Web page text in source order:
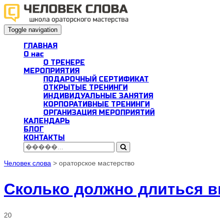
Toggle navigation
ГЛАВНАЯ
О нас
О ТРЕНЕРЕ
МЕРОПРИЯТИЯ
ПОДАРОЧНЫЙ СЕРТИФИКАТ
ОТКРЫТЫЕ ТРЕНИНГИ
ИНДИВИДУАЛЬНЫЕ ЗАНЯТИЯ
КОРПОРАТИВНЫЕ ТРЕНИНГИ
ОРГАНИЗАЦИЯ МЕРОПРИЯТИЙ
КАЛЕНДАРЬ
БЛОГ
КОНТАКТЫ
Человек слова > ораторское мастерство
Сколько должно длиться
20